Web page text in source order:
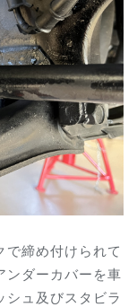
締め付けられて
ンダーカバーを車
ュ及びスタビラ